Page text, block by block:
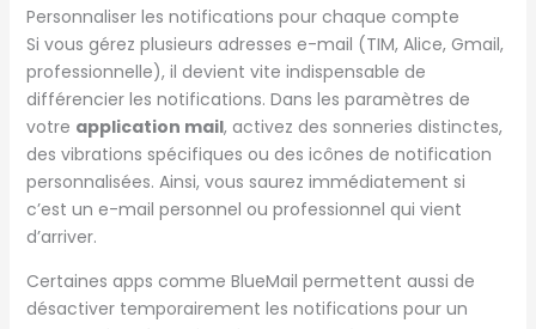
Personnaliser les notifications pour chaque compte
Si vous gérez plusieurs adresses e-mail (TIM, Alice, Gmail,
professionnelle), il devient vite indispensable de
différencier les notifications. Dans les paramètres de
votre application mail, activez des sonneries distinctes,
des vibrations spécifiques ou des icônes de notification
personnalisées. Ainsi, vous saurez immédiatement si
c’est un e-mail personnel ou professionnel qui vient
d’arriver.
Certaines apps comme BlueMail permettent aussi de
désactiver temporairement les notifications pour un